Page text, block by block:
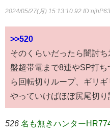
2024/05/27(月) 15:13:10.92
>>520
そのくらいだったら闇討
盤超帯電まで8連やSP打
ら回転切りループ、ギリ
やっていけばほぼ尻尾切り
526 名も無きハンター